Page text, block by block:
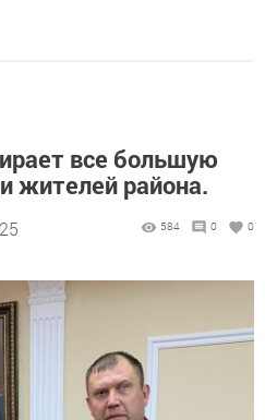
все большую
жителей района.
584 0 0